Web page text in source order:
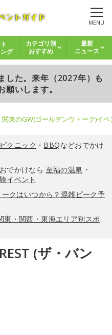
MENU
グ
カテゴリ別
おすすめ
最新
ニュース
した。来年（2027年）も
願いします。
関東のGW(ゴールデンウィーク)イ
ピクニック ・ BBQなどおでかけ
でかけなら 至福の温泉 ・
イベント
クはいつから？混雑ピーク予
東・関西・東海エリア別スポ
(ザ・バン